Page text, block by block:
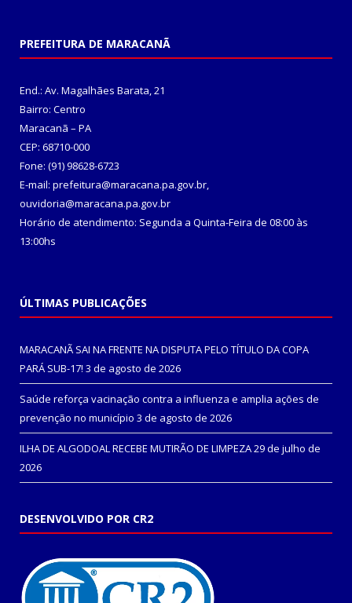
PREFEITURA DE MARACANÃ
End.: Av. Magalhães Barata, 21
Bairro: Centro
Maracanã – PA
CEP: 68710-000
Fone: (91) 98628-6723
E-mail: prefeitura@maracana.pa.gov.br,
ouvidoria@maracana.pa.gov.br
Horário de atendimento: Segunda a Quinta-Feira de 08:00 às
13:00hs
ÚLTIMAS PUBLICAÇÕES
MARACANÃ SAI NA FRENTE NA DISPUTA PELO TÍTULO DA COPA
PARÁ SUB-17! 3 de agosto de 2026
Saúde reforça vacinação contra a influenza e amplia ações de
prevenção no município 3 de agosto de 2026
ILHA DE ALGODOAL RECEBE MUTIRÃO DE LIMPEZA29 de julho de
2026
DESENVOLVIDO POR CR2